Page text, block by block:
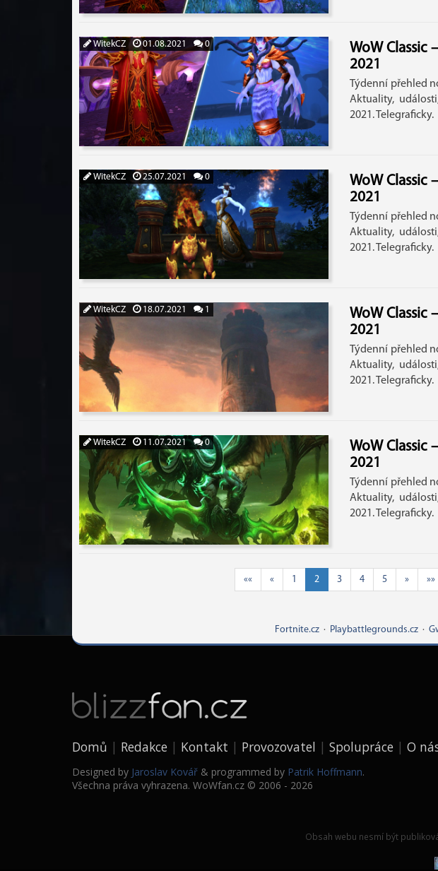
WitekCZ 01.08.2021 0
WoW Classic
2021
Týdenní přehled
Aktuality,
2021. Telegraficky.
WitekCZ 25.07.2021 0
WoW Classic
2021
Týdenní přehled
Aktuality,
2021. Telegraficky.
WitekCZ 18.07.2021 1
WoW Classic
2021
Týdenní přehled
Aktuality,
2021. Telegraficky.
WitekCZ 11.07.2021 0
WoW Classic
2021
Týdenní přehled
Aktuality,
2021. Telegraficky.
«« « 1 2 3 4 5 » »»
Fortnite.cz · Playbattlegrounds.cz ·
Domů Redakce Kontakt Provozovatel Spolupráce O
Designed by Jaroslav Kovář & programmed by Patrik Hoffmann.
Všechna práva vyhrazena. WoWfan.cz © 2006 - 2026
Obsah webu nesmí být